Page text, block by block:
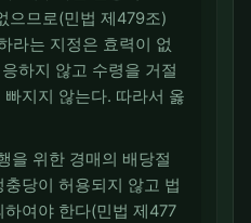
으므로(민법 제479조)
라는 지정은 효력이 없
하지 않고 수령을 거절
지지 않는다. 따라서 옳
위한 경매의 배당절
당이 허용되지 않고 법
여야 한다(민법 제477